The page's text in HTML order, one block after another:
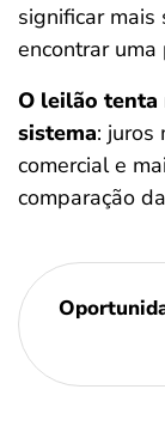
significar mais
encontrar
O leilão tenta
sistema: juros
comercial e
comparação